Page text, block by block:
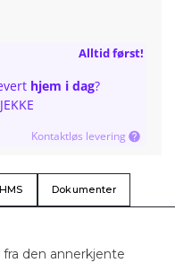
Alltid først!
hjem i dag?
Kontaktløs levering
HMS Dokumenter
den annerkjente